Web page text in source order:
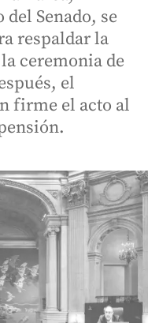
Senado, se
respaldar la
ceremonia de
el
firme el acto al